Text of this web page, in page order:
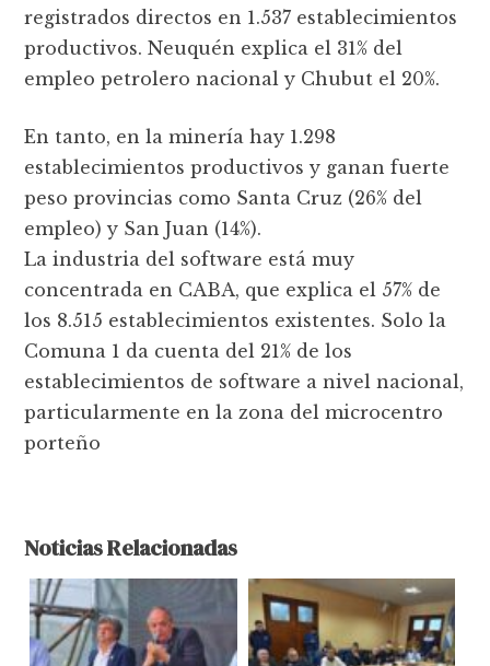
registrados directos en 1.537 establecimientos
productivos. Neuquén explica el 31% del
empleo petrolero nacional y Chubut el 20%.
En tanto, en la minería hay 1.298
establecimientos productivos y ganan fuerte
peso provincias como Santa Cruz (26% del
empleo) y San Juan (14%).
La industria del software está muy
concentrada en CABA, que explica el 57% de
los 8.515 establecimientos existentes. Solo la
Comuna 1 da cuenta del 21% de los
establecimientos de software a nivel nacional,
particularmente en la zona del microcentro
porteño
Noticias Relacionadas